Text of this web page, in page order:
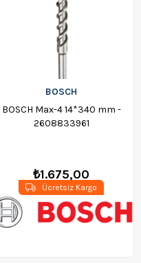
BOSCH
BOSCH Max-4 14*340 mm -
2608833961
₺1.675,00
Ücretsiz Kargo